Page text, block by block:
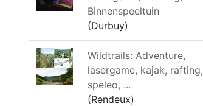
Binnenspeeltuin
(Durbuy)
Wildtrails: Adventure,
lasergame, kajak, rafting,
speleo, ...
(Rendeux)